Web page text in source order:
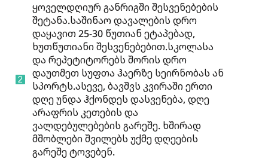
ყოველდღიურ განრიგში შესვენებების
შეტანა.საშინაო დავალების დრო
დაყავით 25-30 წუთიან ეტაპებად,
ხუთწუთიანი შესვენებებით.სკოლასა
და რეპეტიტორებს შორის დრო
დაუთმეთ სუფთა ჰაერზე სეირნობას ან
სპორტს.ასევე, ბავშვს კვირაში ერთი
დღე უნდა ჰქონდეს დასვენება, დღე
არაფრის კეთების და
ვალდებულებების გარეშე. ხშირად
მშობლები შვილებს უქმე დღეების
გარეშე ტოვებენ.